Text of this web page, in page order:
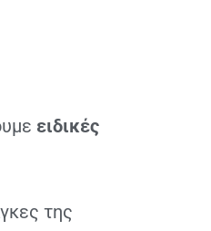
ειδικές
της